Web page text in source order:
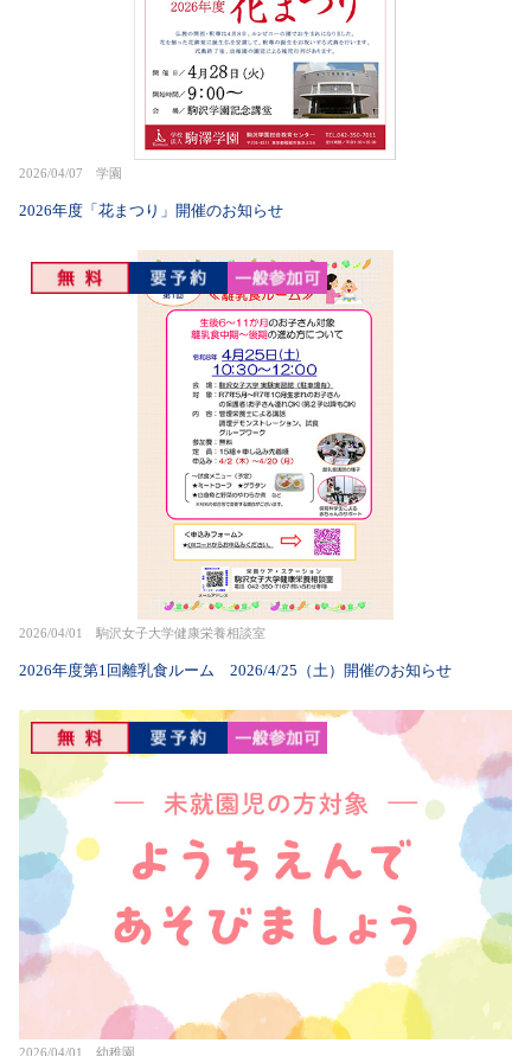
2026/04/07 学園
2026年度「花まつり」開催のお知らせ
2026/04/01 駒沢女子大学健康栄養相談室
2026年度第1回離乳食ルーム 2026/4/25（土）開催のお知らせ
2026/04/01 幼稚園